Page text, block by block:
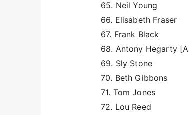
65. Neil Young
66. Elisabeth Fraser
67. Frank Black
68. Antony Hegarty
69. Sly Stone
70. Beth Gibbons
71. Tom Jones
72. Lou Reed